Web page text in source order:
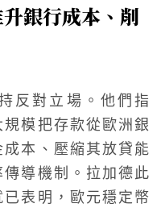
銀行成本、削
反對立場。他們指
模把存款從歐洲銀
本、壓縮其放貸能
導機制。拉加德此
表明，歐元穩定幣